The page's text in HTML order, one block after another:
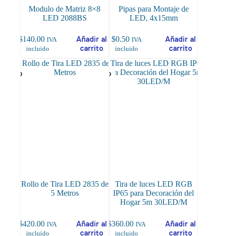
Modulo de Matriz 8×8
LED 2088BS
$140.00 IVA
incluido
Añadir al
carrito
Pipas para Montaje de
LED, 4x15mm
$0.50 IVA
incluido
Añadir al
carrito
Rollo de Tira LED 2835 de
5 Metros
$420.00 IVA
incluido
Añadir al
carrito
Tira de luces LED RGB
IP65 para Decoración del
Hogar 5m 30LED/M
$360.00 IVA
incluido
Añadir al
carrito